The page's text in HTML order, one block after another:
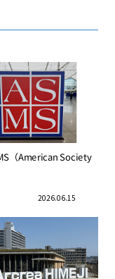
（American Society
2026.06.15